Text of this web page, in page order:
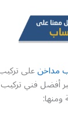
مداخنعلى
أفضل فني